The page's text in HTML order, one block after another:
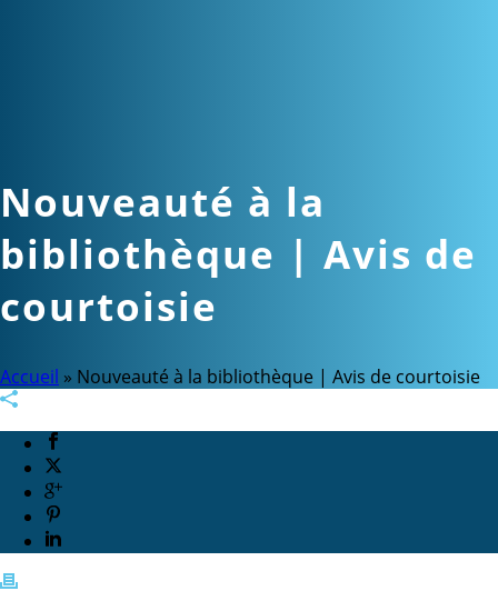
Nouveauté à la
bibliothèque | Avis de
courtoisie
Accueil » Nouveauté à la bibliothèque | Avis de courtoisie